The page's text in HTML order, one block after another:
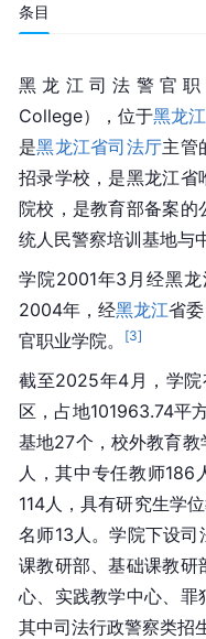
条目
黑龙江司法警官职
College），位于黑龙
是黑龙江省司法厅主管
招录学校，是黑龙江
院校，是教育部备案的
统人民警察培训基地与
学院2001年3月经黑
2004年，经黑龙江省
官职业学院。
[3]
截至2025年4月，学
区，占地101963.74平
基地27个，校外教育
人，其中专任教师186
114人，具有研究生学
名师13人。学院下设
课教研部、基础课教研
心、实践教学中心、罪
其中司法行政警察类招